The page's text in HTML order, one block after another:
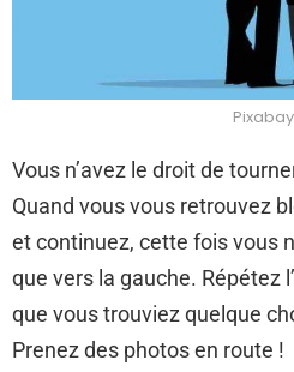
Pixabay
Vous n’avez le droit de
Quand vous vous retrouvez
et continuez, cette fois vous
que vers la gauche. Répétez
que vous trouviez quelque
Prenez des photos en route !